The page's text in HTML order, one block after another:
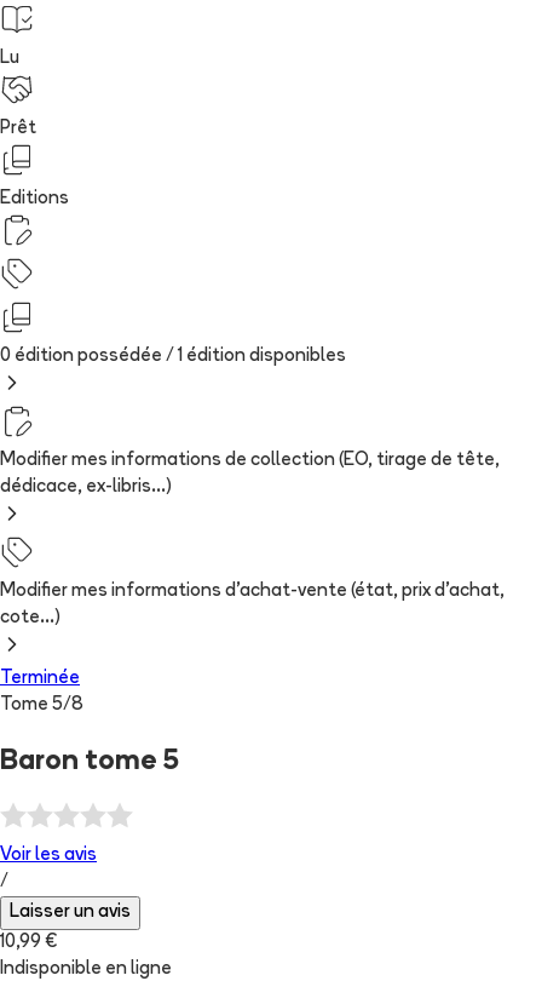
Lu
Prêt
Editions
0 édition possédée / 1 édition disponibles
Modifier mes informations de collection (EO, tirage de tête,
dédicace, ex-libris...)
Modifier mes informations d'achat-vente (état, prix d'achat,
cote...)
Terminée
Tome 5/8
Baron tome 5
Voir les avis
/
Laisser un avis
10,99 €
Indisponible en ligne